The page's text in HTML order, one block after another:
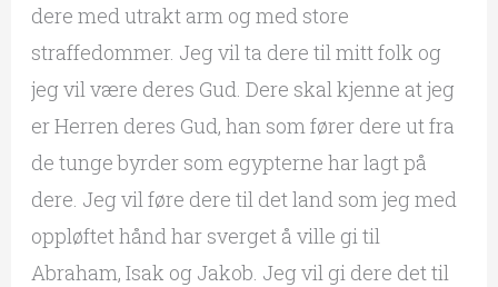
dere med utrakt arm og med store
straffedommer. Jeg vil ta dere til mitt folk og
jeg vil være deres Gud. Dere skal kjenne at jeg
er Herren deres Gud, han som fører dere ut fra
de tunge byrder som egypterne har lagt på
dere. Jeg vil føre dere til det land som jeg med
oppløftet hånd har sverget å ville gi til
Abraham, Isak og Jakob. Jeg vil gi dere det til